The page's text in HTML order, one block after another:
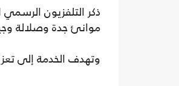
ذكر التلفزيون
موانئ جدة وصلالة وجيبوتي بسعة 1730
وتهدف الخدمة إلى